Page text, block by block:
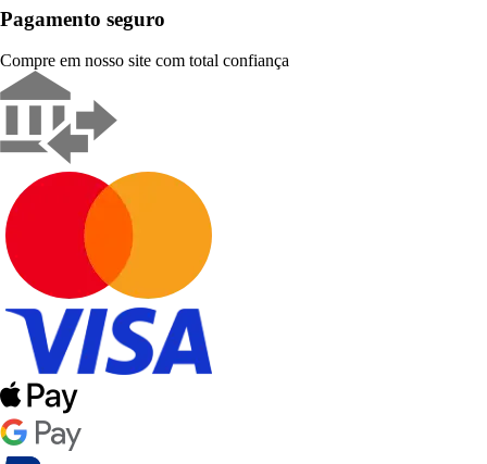
Pagamento seguro
Compre em nosso site com total confiança